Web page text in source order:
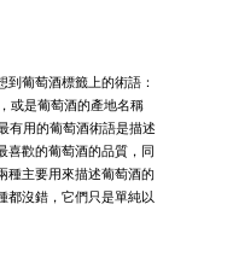
葡萄酒標籤上的術語：
或是葡萄酒的產地名稱
有用的葡萄酒術語是描述
喜歡的葡萄酒的品質，同
種主要用來描述葡萄酒的
都沒錯，它們只是單純以